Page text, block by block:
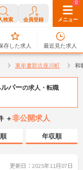
検索 会員登録 メニュー
0
存した求人
0
最近見た求人
東牟婁郡古座川町 和
パーの求人・転職
＋非公開求人
年収順
更新日：2025年11月07日